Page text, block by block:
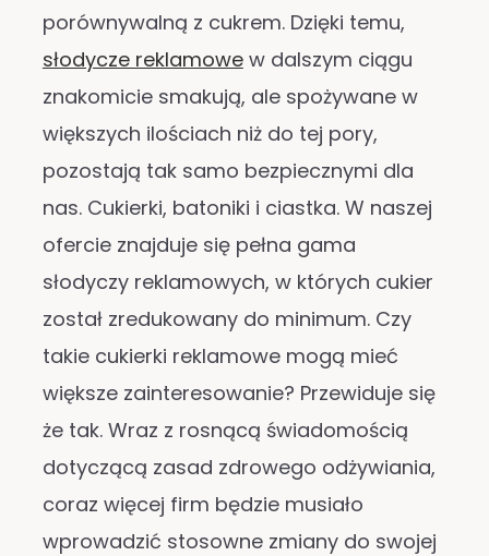
porównywalną z cukrem. Dzięki temu,
słodycze reklamowew dalszym ciągu
znakomicie smakują, ale spożywane w
większych ilościach niż do tej pory,
pozostają tak samo bezpiecznymi dla
nas. Cukierki, batoniki i ciastka. W naszej
ofercie znajduje się pełna gama
słodyczy reklamowych, w których cukier
został zredukowany do minimum. Czy
takie cukierki reklamowe mogą mieć
większe zainteresowanie? Przewiduje się
że tak. Wraz z rosnącą świadomością
dotyczącą zasad zdrowego odżywiania,
coraz więcej firm będzie musiało
wprowadzić stosowne zmiany do swojej